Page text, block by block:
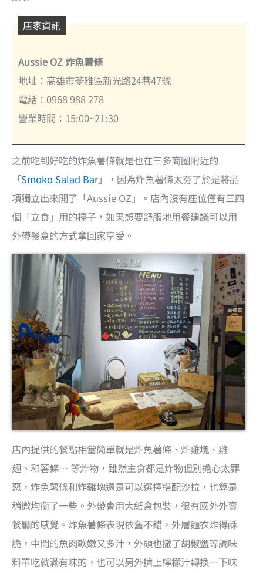
店家資訊
Aussie OZ 炸魚薯條
地址：高雄市苓雅區新光路24巷47號
電話：0968 988 278
營業時間：15:00~21:30
之前吃到好吃的炸魚薯條就是也在三多商圈附近的
「Smoko Salad Bar」，因為炸魚薯條太夯了於是將品
項獨立出來開了「Aussie OZ」。店內沒有座位僅有三四
個「立食」用的檯子，如果想要舒服地用餐建議可以用
外帶餐盒的方式拿回家享受。
店內提供的餐點相當簡單就是炸魚薯條、炸雞塊、雞
翅、和薯條… 等炸物，雖然主食都是炸物但別擔心太罪
惡，炸魚薯條和炸雞塊還是可以選擇搭配沙拉，也算是
稍微均衡了一些。外帶會用大紙盒包裝，很有國外外賣
餐廳的感覺。炸魚薯條表現依舊不錯，外層麵衣炸得酥
脆，中間的魚肉軟嫩又多汁，外頭也撒了胡椒鹽等調味
料單吃就滿有味的，也可以另外擠上檸檬汁轉換一下味